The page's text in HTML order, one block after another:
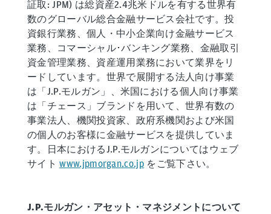
証取: JPM) は総資産2.4兆米ドルを有する世界有
数のグローバル総合金融サービス会社です。投
資銀行業務、個人・中小企業向け金融サービス
業務、コマーシャル･バンキング業務、金融取引
資金管理業務、資産運用業務において業界をリ
ードしています。世界で展開する法人向け事業
は「J.P.モルガン」、米国における個人向け事業
は「チェース」ブランドを用いて、世界有数の
事業法人、機関投資家、政府系機関および米国
の個人のお客様に金融サービスを提供していま
す。日本におけるJ.P.モルガンについてはウェブ
サイトwww.jpmorgan.co.jp をご覧下さい。
J.P.モルガン・アセット・マネジメントについて